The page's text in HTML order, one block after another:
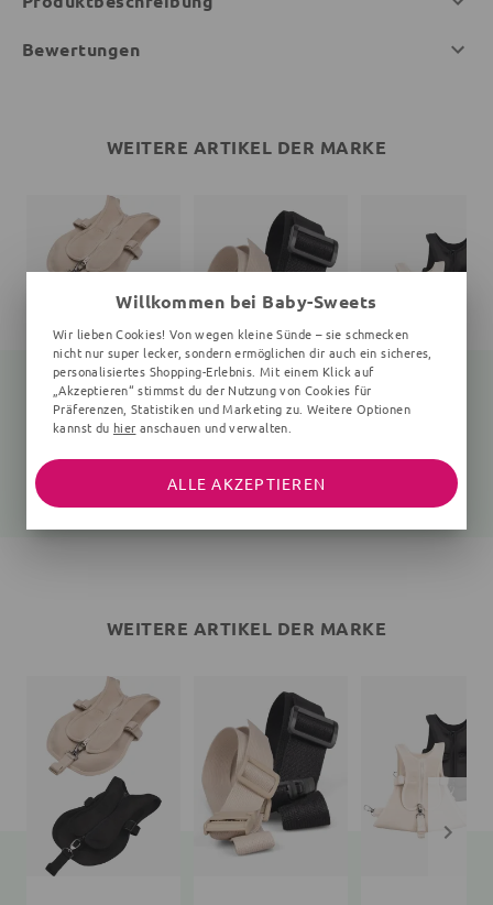
Bewertungen
WEITERE ARTIKEL DER MARKE
Einheitsgröße
194,00 €
100 cm, Einheitsgröße
17,10 € 20,00 €
Einheitsgröße
102,00 €
WEITERE ARTIKEL DER MARKE
Willkommen bei Baby-Sweets
Wir lieben Cookies! Von wegen kleine Sünde – sie schmecken
nicht nur super lecker, sondern ermöglichen dir auch ein sicheres,
personalisiertes Shopping-Erlebnis. Mit einem Klick auf
„Akzeptieren“ stimmst du der Nutzung von Cookies für
Präferenzen, Statistiken und Marketing zu. Weitere Optionen
kannst du hier anschauen und verwalten.
ALLE AKZEPTIEREN